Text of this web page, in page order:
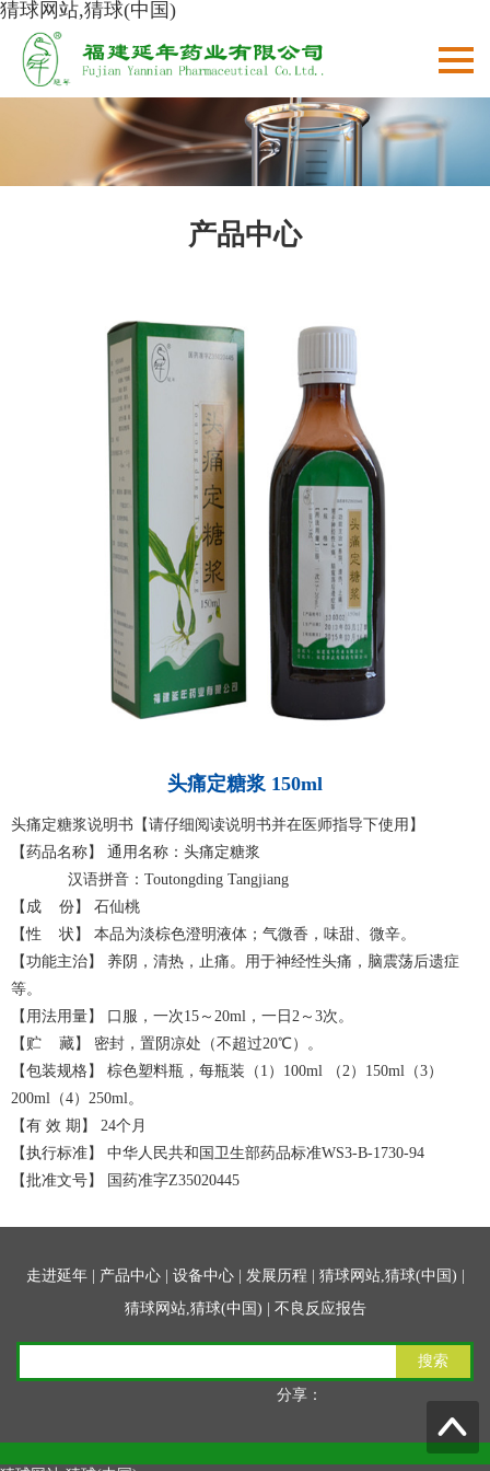
猜球网站,猜球(中国)
产品中心
头痛定糖浆 150ml
头痛定糖浆说明书【请仔细阅读说明书并在医师指导下使用】
【药品名称】 通用名称：头痛定糖浆
汉语拼音：Toutongding Tangjiang
【成 份】 石仙桃
【性 状】 本品为淡棕色澄明液体；气微香，味甜、微辛。
【功能主治】 养阴，清热，止痛。用于神经性头痛，脑震荡后遗症
等。
【用法用量】 口服，一次15～20ml，一日2～3次。
【贮 藏】 密封，置阴凉处（不超过20℃）。
【包装规格】 棕色塑料瓶，每瓶装（1）100ml （2）150ml（3）
200ml（4）250ml。
【有 效 期】 24个月
【执行标准】 中华人民共和国卫生部药品标准WS3-B-1730-94
【批准文号】 国药准字Z35020445
走进延年| 产品中心| 设备中心| 发展历程 猜球网站,猜球(中国)
猜球网站,猜球(中国)
不良反应报告
搜索
分享：